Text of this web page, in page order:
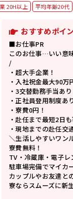
20H以上 平均年齢20代
おすすめポイ
■お仕事PR
このお仕事…いい意
/
・超大手企業！
・入社祝金最大90万
・3交替勤務手当あり
・正社員登用制度あ
・寮費0円！
・赴任まで最短2日も
・現地までの赴任交
＼生活しやすいワン
寮費無料！
TV・冷蔵庫・電子レ
駐車場完備でマイカ
カップルやお友達と
寮ならスムーズに新